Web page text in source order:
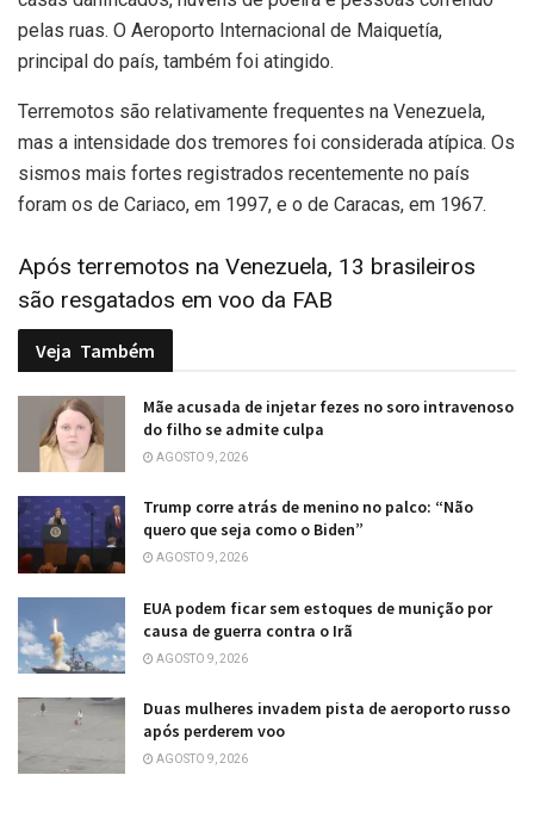
pelas ruas. O Aeroporto Internacional de Maiquetía,
principal do país, também foi atingido.
Terremotos são relativamente frequentes na Venezuela,
mas a intensidade dos tremores foi considerada atípica. Os
sismos mais fortes registrados recentemente no país
foram os de Cariaco, em 1997, e o de Caracas, em 1967.
Após terremotos na Venezuela, 13 brasileiros
são resgatados em voo da FAB
Veja Também
Mãe acusada de injetar fezes no soro intravenoso
do filho se admite culpa
AGOSTO 9, 2026
Trump corre atrás de menino no palco: “Não
quero que seja como o Biden”
AGOSTO 9, 2026
EUA podem ficar sem estoques de munição por
causa de guerra contra o Irã
AGOSTO 9, 2026
Duas mulheres invadem pista de aeroporto russo
após perderem voo
AGOSTO 9, 2026